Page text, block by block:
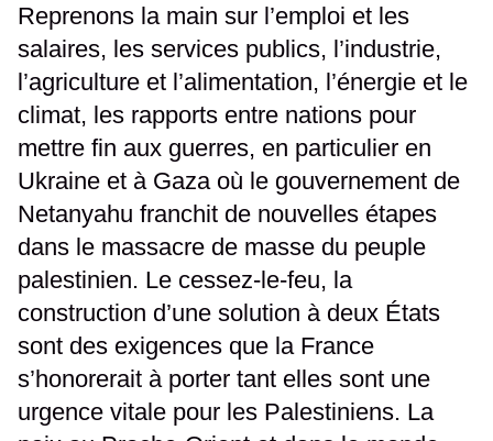
Reprenons la main sur l’emploi et les
salaires, les services publics, l’industrie,
l’agriculture et l’alimentation, l’énergie et le
climat, les rapports entre nations pour
mettre fin aux guerres, en particulier en
Ukraine et à Gaza où le gouvernement de
Netanyahu franchit de nouvelles étapes
dans le massacre de masse du peuple
palestinien. Le cessez-le-feu, la
construction d’une solution à deux États
sont des exigences que la France
s’honorerait à porter tant elles sont une
urgence vitale pour les Palestiniens. La